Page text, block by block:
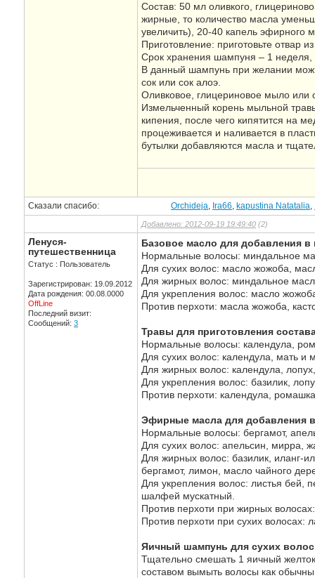
Состав: 50 мл оливкого,
жирные, то количество масла
увеличить), 20-40 капель эфирного
Приготовление: приготовьте отвар
Срок хранения шампуня – 1 неделя,
В данный шампунь при желании
сок или сок алоэ.
Оливковое, глицериновое мыло
Измельченный корень мыльной
кипения, после чего кипятится на
процеживается и наливается в
бутылки добавляются масла и
Сказали спасибо: Orchideja, Ira66, kapustina Natatalia,
Добавлено: 2012-09-19 19:49:40 (2)
Ленуся-
путешественница
Статус : Пользователь
Зарегистрирован: 19.09.2012
Дата рождения: 00.08.0000
OffLine
Последний визит:
Сообщений: 3
Базовое масло для добавления в
Нормальные волосы: миндальное
Для сухих волос: масло жожоба,
Для жирных волос: миндальное
Для укрепления волос: масло
Против перхоти: масла жожоба,
Травы для приготовления
Нормальные волосы: календула,
Для сухих волос: календула, мать
Для жирных волос: календула,
Для укрепления волос: базилик,
Против перхоти: календула,
Эфирные масла для добавления
Нормальные волосы: бергамот,
Для сухих волос: апельсин, мирра,
Для жирных волос: базилик, иланг-
бергамот, лимон, масло чайного
Для укрепления волос: листья бей,
шалфей мускатный.
Против перхоти при жирных
Против перхоти при сухих волосах:
Яичный шампунь для сухих
Тщательно смешать 1 яичный
составом вымыть волосы как